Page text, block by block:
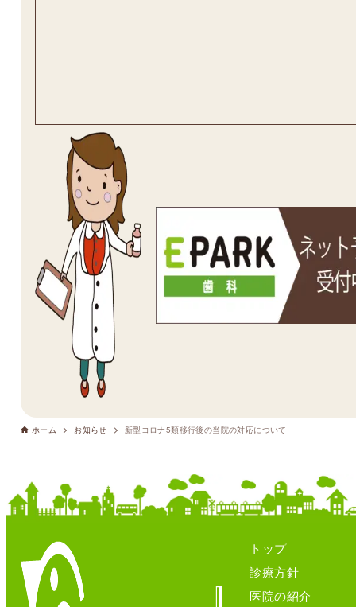
ホーム お知らせ 新型コロナ5類移行後の当院の対応について
トップ
診療方針
医院の紹介